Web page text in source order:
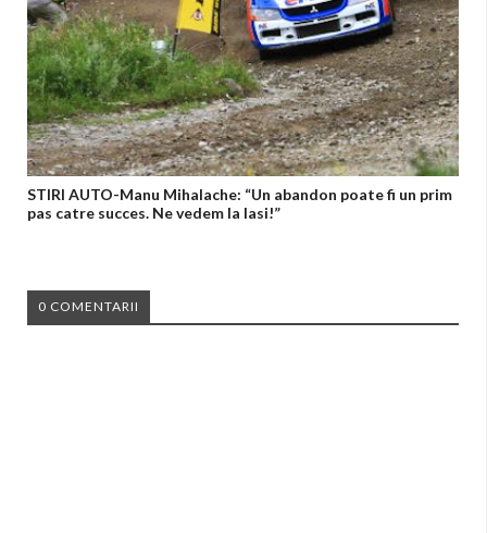
STIRI AUTO-Manu Mihalache: “Un abandon poate fi un prim
pas catre succes. Ne vedem la Iasi!”
0 COMENTARII